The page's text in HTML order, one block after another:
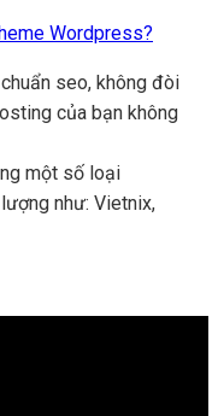
Wordpress?
seo, không đòi
của bạn không
một số loại
như: Vietnix,